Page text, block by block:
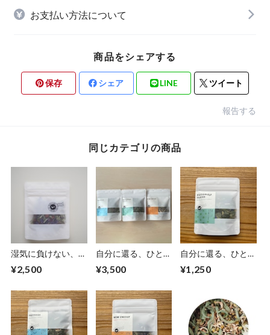
お支払い方法について
商品をシェアする
保存 シェア LINE ツイート
報告する
同じカテゴリの商品
湿気に負けない、と
とのえ便
¥2,500
自分に還る、ひと息
を：飛騨の深呼吸ブ
レンドセット
¥3,500
自分に還る、ひと息
を：KUROMOJI
BLEND
¥1,250